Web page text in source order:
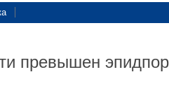
превышен